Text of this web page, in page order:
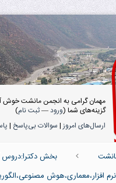
مهمان گرامی به انجمن مانشت خوش
گزینه‌های شما (ورود—ثبت نام)
ارسال‌های امروز| سوالات بی‌پاسخ |
بخش دکترا:دروس
افزار،معماری،هوش